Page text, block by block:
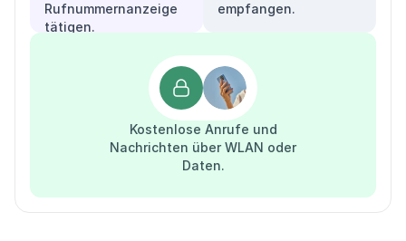
Rufnummernanzeige
tätigen.
empfangen.
Kostenlose Anrufe und
Nachrichten über WLAN oder
Daten.